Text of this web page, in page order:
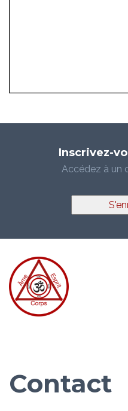
Inscrivez-
Accédez à un
Contact